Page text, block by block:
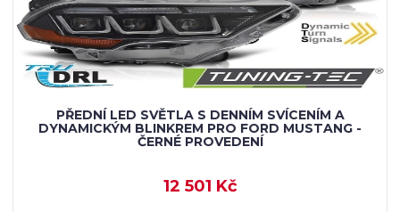
PŘEDNÍ LED SVĚTLA S DENNÍM SVÍCENÍM A
DYNAMICKÝM BLINKREM PRO FORD MUSTANG -
ČERNÉ PROVEDENÍ
12 501 Kč